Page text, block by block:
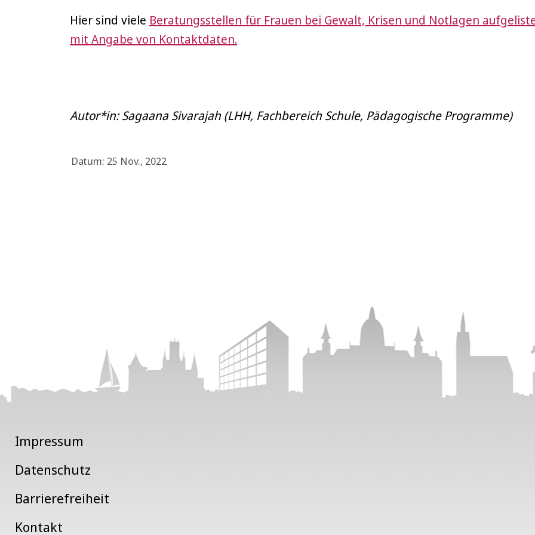
Hier sind viele Beratungsstellen für Frauen bei Gewalt, Krisen und Notlagen
mit Angabe von Kontaktdaten.
Autor*in: Sagaana Sivarajah (LHH, Fachbereich Schule, Pädagogische Programme)
Datum: 25 Nov., 2022
Impressum
Datenschutz
Barrierefreiheit
Kontakt